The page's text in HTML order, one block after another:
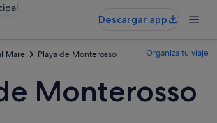
Descargar app
Mare Playa de Monterosso Organiza tu viaje
Monterosso